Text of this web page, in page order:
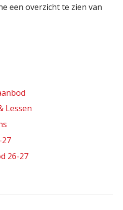
een overzicht te zien van
Lessen
26-27